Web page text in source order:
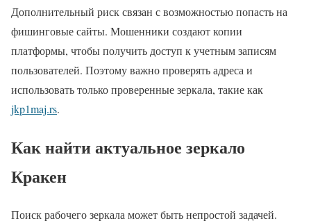
Дополнительный риск связан с возможностью попасть на
фишинговые сайты. Мошенники создают копии
платформы, чтобы получить доступ к учетным записям
пользователей. Поэтому важно проверять адреса и
использовать только проверенные зеркала, такие как
jkp1maj.rs.
Как найти актуальное зеркало
Кракен
Поиск рабочего зеркала может быть непростой задачей.